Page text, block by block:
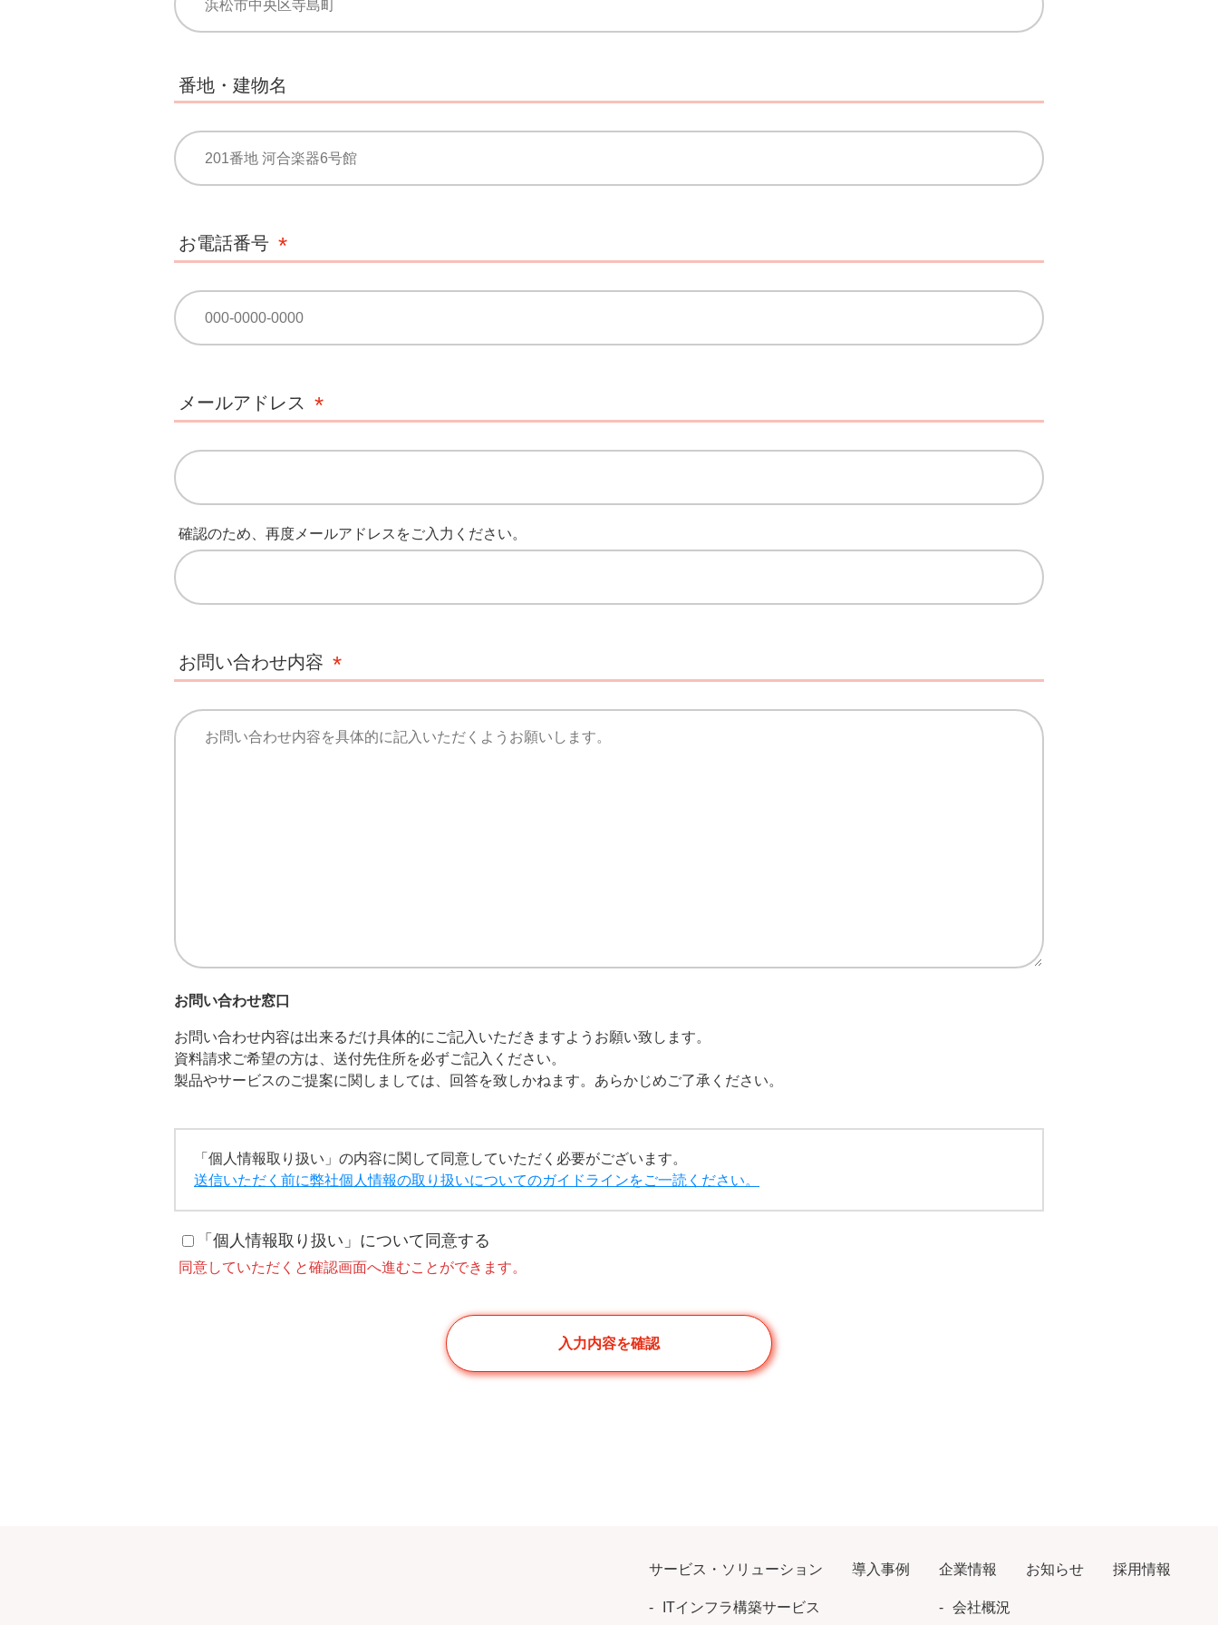
番地・建物名
お電話番号
メールアドレス
確認のため、再度メールアドレスをご入力ください。
お問い合わせ内容
お問い合わせ窓口
お問い合わせ内容は出来るだけ具体的にご記入いただきますようお願い致します。
資料請求ご希望の方は、送付先住所を必ずご記入ください。
製品やサービスのご提案に関しましては、回答を致しかねます。あらかじめご了承ください。
「個人情報取り扱い」の内容に関して同意していただく必要がございます。
送信いただく前に弊社個人情報の取り扱いについてのガイドラインをご一読ください。
「個人情報取り扱い」について同意する
同意していただくと確認画面へ進むことができます。
サービス・ソリューション
ITインフラ構築サービス
導入事例 企業情報
会社概況
お知らせ 採用情報